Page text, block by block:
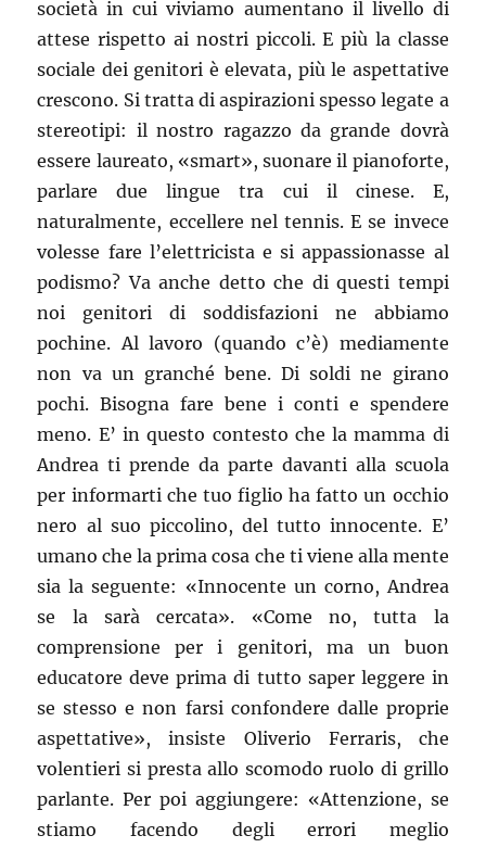
società in cui viviamo aumentano il livello di
attese rispetto ai nostri piccoli. E più la classe
sociale dei genitori è elevata, più le aspettative
crescono. Si tratta di aspirazioni spesso legate a
stereotipi: il nostro ragazzo da grande dovrà
essere laureato, «smart», suonare il pianoforte,
parlare due lingue tra cui il cinese. E,
naturalmente, eccellere nel tennis. E se invece
volesse fare l’elettricista e si appassionasse al
podismo? Va anche detto che di questi tempi
noi genitori di soddisfazioni ne abbiamo
pochine. Al lavoro (quando c’è) mediamente
non va un granché bene. Di soldi ne girano
pochi. Bisogna fare bene i conti e spendere
meno. E’ in questo contesto che la mamma di
Andrea ti prende da parte davanti alla scuola
per informarti che tuo figlio ha fatto un occhio
nero al suo piccolino, del tutto innocente. E’
umano che la prima cosa che ti viene alla mente
sia la seguente: «Innocente un corno, Andrea
se la sarà cercata». «Come no, tutta la
comprensione per i genitori, ma un buon
educatore deve prima di tutto saper leggere in
se stesso e non farsi confondere dalle proprie
aspettative», insiste Oliverio Ferraris, che
volentieri si presta allo scomodo ruolo di grillo
parlante. Per poi aggiungere: «Attenzione, se
stiamo facendo degli errori meglio